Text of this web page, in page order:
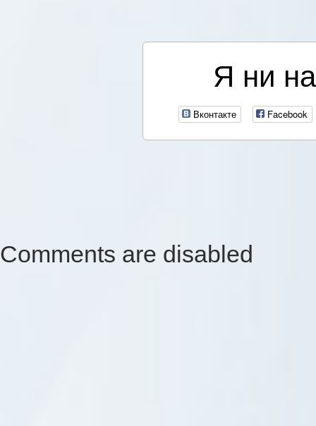
Я ни
Вконтакте Facebook
Comments are disabled